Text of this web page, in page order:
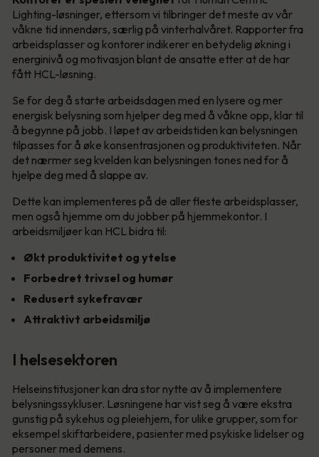
Lighting-løsninger, ettersom vi tilbringer det meste av vår
våkne tid innendørs, særlig på vinterhalvåret. Rapporter fra
arbeidsplasser og kontorer indikerer en betydelig økning i
energinivå og motivasjon blant de ansatte etter at de har
fått HCL-løsning.
Se for deg å starte arbeidsdagen med en lysere og mer
energisk belysning som hjelper deg med å våkne opp, klar til
å begynne på jobb. I løpet av arbeidstiden kan belysningen
tilpasses for å øke konsentrasjonen og produktiviteten. Når
det nærmer seg kvelden kan belysningen tones ned for å
hjelpe deg med å slappe av.
Dette kan implementeres på de aller fleste arbeidsplasser,
men også hjemme om du jobber på hjemmekontor. I
arbeidsmiljøer kan HCL bidra til:
Økt produktivitet og ytelse
Forbedret trivsel og humør
Redusert sykefravær
Attraktivt arbeidsmiljø
I helsesektoren
Helseinstitusjoner kan dra stor nytte av å implementere
belysningssykluser. Løsningene har vist seg å være ekstra
gunstig på sykehus og pleiehjem, for ulike grupper, som for
eksempel skiftarbeidere, pasienter med psykiske lidelser og
personer med demens.